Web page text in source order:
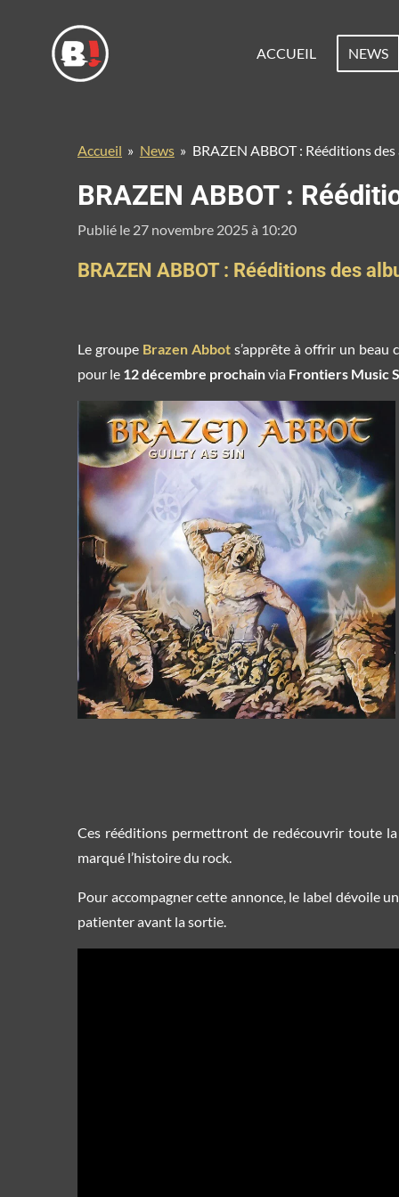
contenu
ACCUEIL NEWS
Accueil » News » BRAZEN ABBOT : Rééditions
BRAZEN ABBOT :
Publié le 27 novembre 2025 à 10:20
BRAZEN ABBOT : Rééditions des
Le groupe Brazen Abbot s’apprête à offrir un beau
pour le 12 décembre prochainvia Frontiers Music
Ces rééditions permettront de redécouvrir toute
marqué l’histoire du rock.
Pour accompagner cette annonce, le label dévoile
patienter avant la sortie.